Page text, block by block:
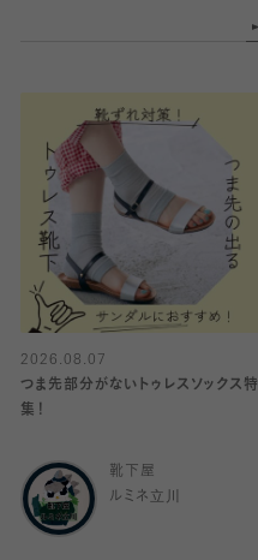
2026.08.07
つま先部分がないトゥレスソックス特
集！
靴下屋
ルミネ立川